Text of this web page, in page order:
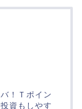
！Ｔポイン
資もしやす